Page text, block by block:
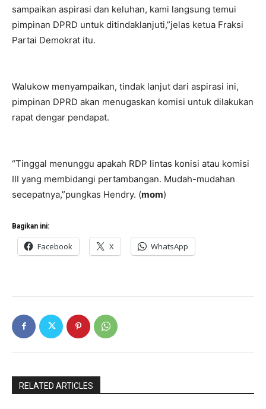
sampaikan aspirasi dan keluhan, kami langsung temui
pimpinan DPRD untuk ditindaklanjuti,”jelas ketua Fraksi
Partai Demokrat itu.
Walukow menyampaikan, tindak lanjut dari aspirasi ini,
pimpinan DPRD akan menugaskan komisi untuk dilakukan
rapat dengar pendapat.
“Tinggal menunggu apakah RDP lintas konisi atau komisi
III yang membidangi pertambangan. Mudah-mudahan
secepatnya,”pungkas Hendry. (mom)
Bagikan ini:
Facebook X WhatsApp
RELATED ARTICLES